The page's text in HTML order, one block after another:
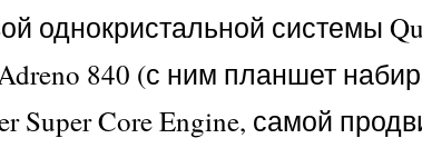
однокристальной системы
840 (с ним планшет
Super Core Engine, самой